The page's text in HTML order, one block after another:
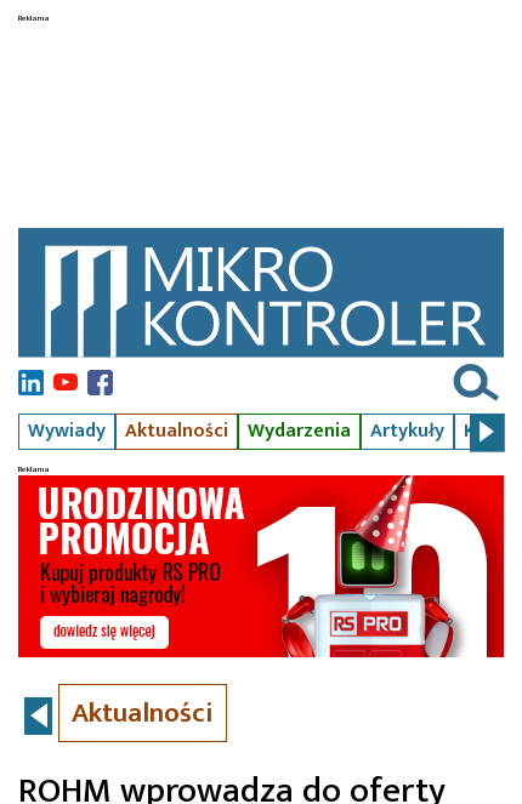
Wywiady Aktualności Wydarzenia Artykuły Kursy
Aktualności
ROHM wprowadza do oferty